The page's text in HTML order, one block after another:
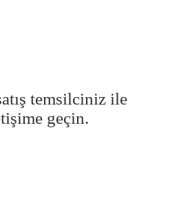
temsilciniz ile
geçin.